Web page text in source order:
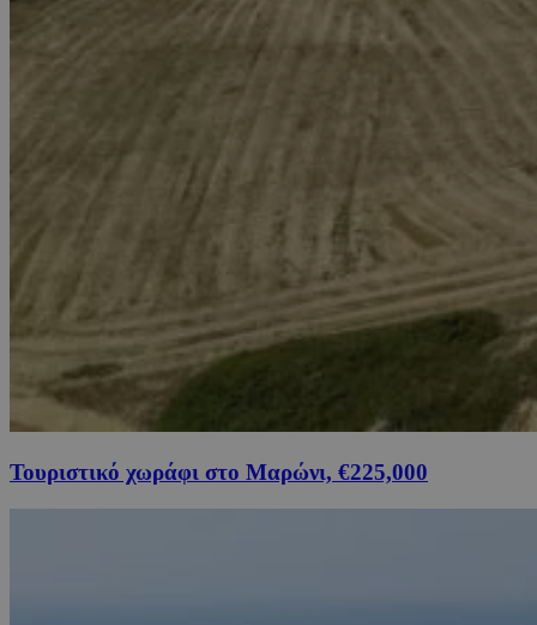
Τουριστικό χωράφι στο Μαρώνι, €225,000